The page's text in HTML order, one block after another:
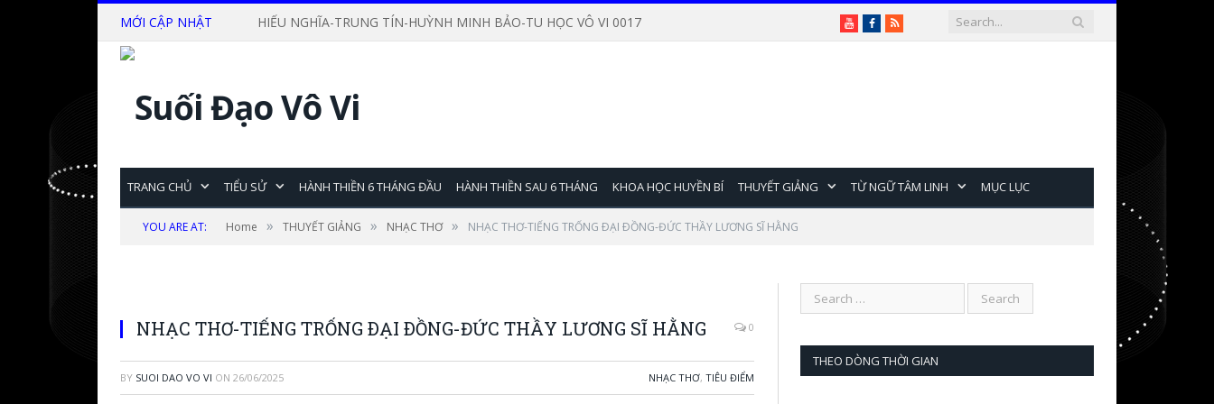
MỚI CẬP NHẬT HIẾU NGHĨA-TRUNG TÍN-HUỲNH MINH BẢO-TU HỌC VÔ VI 0017 YoutubeFacebook
RSS
TRANG CHỦ TIỂU SỬ HÀNH THIỀN 6 THÁNG ĐẦU HÀNH THIỀN SAU 6 THÁNG KHOA HỌC HUYỀN BÍ THUYẾT GIẢNG TỪ NGỮ TÂM LINH MỤC LỤC
YOU ARE AT: Home » THUYẾT GIẢNG » NHẠC THƠ » NHẠC THƠ-TIẾNG TRỐNG ÐẠI ÐỒNG-ĐỨC THẦY LƯƠNG SĨ HẰNG
NHẠC THƠ-TIẾNG TRỐNG ÐẠI ÐỒNG-ĐỨC THẦY LƯƠNG SĨ HẰNG 0
BY SUOI DAO VO VI ON 26/06/2025 NHẠC THƠ, TIÊU ĐIỂM
THEO DÒNG THỜI GIAN